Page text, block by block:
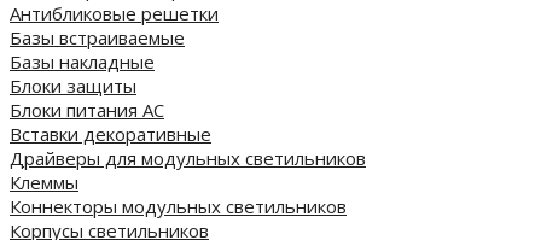
Антибликовые решетки
Базы встраиваемые
Базы накладные
Блоки защиты
Блоки питания AC
Вставки декоративные
Драйверы для модульных светильников
Клеммы
Коннекторы модульных светильников
Корпусы светильников